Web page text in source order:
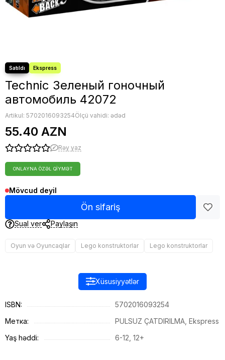
Technic Зеленый гоночный
автомобиль 42072
Artikul: 5702016093254Ölçü vahidi: ədəd
55.40 AZN
Rəy yaz
ONLAYNA ÖZƏL QIYMƏT
Mövcud deyil
Ön sifariş
Sual ver Paylaşın
Oyun və Oyuncaqlar Lego konstruktorlar Lego konstruktorlar
Xüsusiyyətlər
ISBN:
5702016093254
Метка:
PULSUZ ÇATDIRILMA, Ekspress
Yaş həddi:
6-12, 12+